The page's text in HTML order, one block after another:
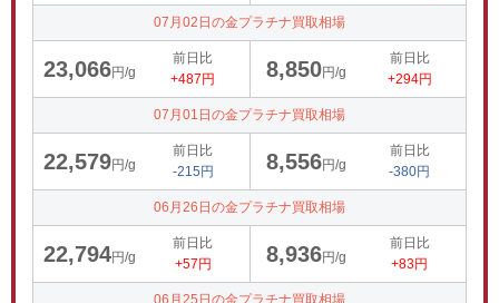
07月02日の金プラチナ買取相場
23,066円/g
前日比
+487円
8,850円/g
前日比
+294円
07月01日の金プラチナ買取相場
22,579円/g
前日比
-215円
8,556円/g
前日比
-380円
06月26日の金プラチナ買取相場
22,794円/g
前日比
+57円
8,936円/g
前日比
+83円
06月25日の金プラチナ買取相場